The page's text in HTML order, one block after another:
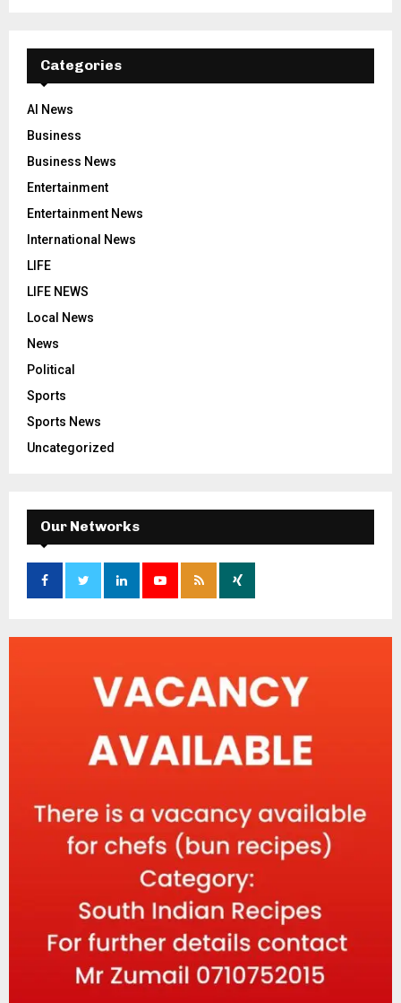
Categories
AI News
Business
Business News
Entertainment
Entertainment News
International News
LIFE
LIFE NEWS
Local News
News
Political
Sports
Sports News
Uncategorized
Our Networks